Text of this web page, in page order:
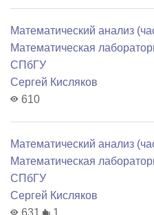
Математический анализ
Математичеcкая
СПбГУ
Сергей Кисляков
610
Математический анализ
Математичеcкая
СПбГУ
Сергей Кисляков